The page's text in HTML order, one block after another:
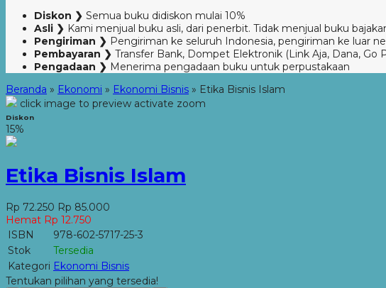
Diskon ❯ Semua buku didiskon mulai 10%
Asli ❯ Kami menjual buku asli, dari penerbit. Tidak menjual buku
Pengiriman ❯ Pengiriman ke seluruh Indonesia, pengiriman ke luar
Pembayaran ❯ Transfer Bank, Dompet Elektronik (Link Aja, Dana, Go
Pengadaan ❯ Menerima pengadaan buku untuk perpustakaan
Beranda » Ekonomi » Ekonomi Bisnis » Etika Bisnis Islam
click image to preview activate zoom
Diskon
15%
Etika Bisnis Islam
Rp 72.250 Rp 85.000
Hemat Rp 12.750
ISBN
978-602-5717-25-3
Stok
Tersedia
Kategori Ekonomi Bisnis
Tentukan pilihan yang tersedia!